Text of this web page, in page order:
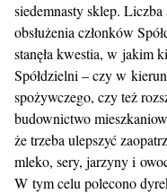
siedemnasty sklep.
obsłużenia członków
stanęła kwestia, w jakim
Spółdzielni – czy w
spożywczego, czy też
budownictwo
że trzeba ulepszyć
mleko, sery, jarzyny i
W tym celu polecono